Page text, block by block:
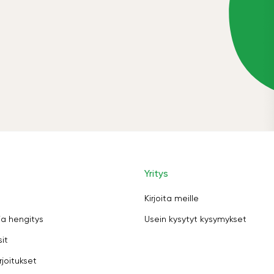
hengitys
Yritys
Kirjoita meille
Usein kysytyt kysymykset